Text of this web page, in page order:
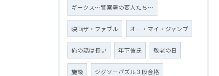
ギークス～警察署の変人たち～
映画ザ・ファブル オー・マイ・ジャンプ
俺の話は長い 年下彼氏 敬老の日
施設 ジグソーパズル３段合格